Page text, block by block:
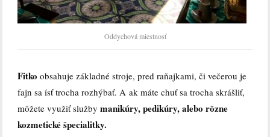
Oddychová miestnosť
Fitko obsahuje základné stroje, pred raňajkami, či večerou je
fajn sa ísť trocha rozhýbať. A ak máte chuť sa trocha skrášliť,
môžete využiť službymanikúry, pedikúry, alebo rôzne
kozmetické špecialitky.